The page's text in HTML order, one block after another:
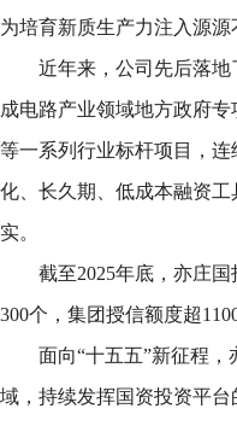
为培育新质生产力注入源源
近年来，公司先后落
成电路产业领域地方政府
等一系列行业标杆项目，连
化、长久期、低成本融资
实。
截至2025年底，亦庄
300个，集团授信额度超
面向“十五五”新征程
域，持续发挥国资投资平